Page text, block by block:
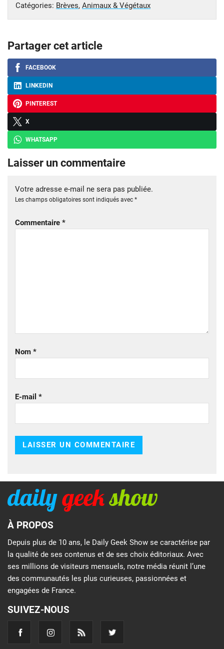
Catégories: Brèves, Animaux & Végétaux
Partager cet article
FACEBOOK
LINKEDIN
PINTEREST
X
WHATSAPP
Laisser un commentaire
Votre adresse e-mail ne sera pas publiée.
Les champs obligatoires sont indiqués avec *
Commentaire *
Nom *
E-mail *
À PROPOS
Depuis plus de 10 ans, le Daily Geek Show se caractérise par
la qualité de ses contenus et de ses choix éditoriaux. Avec
ses millions de visiteurs mensuels, notre média réunit l’une
des communautés les plus curieuses, passionnées et
engagées de France.
SUIVEZ-NOUS